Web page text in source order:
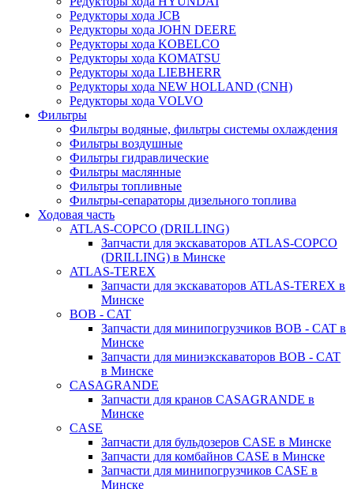
Редукторы хода JCB
Редукторы хода JOHN DEERE
Редукторы хода KOBELCO
Редукторы хода KOMATSU
Редукторы хода LIEBHERR
Редукторы хода NEW HOLLAND (CNH)
Редукторы хода VOLVO
Фильтры
Фильтры водяные, фильтры системы охлаждения
Фильтры воздушные
Фильтры гидравлические
Фильтры маслянные
Фильтры топливные
Фильтры-сепараторы дизельного топлива
Ходовая часть
ATLAS-COPCO (DRILLING)
Запчасти для экскаваторов ATLAS-COPCO
(DRILLING) в Минске
ATLAS-TEREX
Запчасти для экскаваторов ATLAS-TEREX в
Минске
BOB - CAT
Запчасти для минипогрузчиков BOB - CAT в
Минске
Запчасти для миниэкскаваторов BOB - CAT
в Минске
CASAGRANDE
Запчасти для кранов CASAGRANDE в
Минске
CASE
Запчасти для бульдозеров CASE в Минске
Запчасти для комбайнов CASE в Минске
Запчасти для минипогрузчиков CASE в
Минске